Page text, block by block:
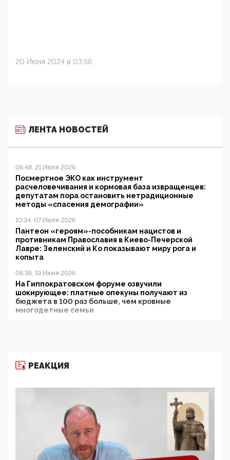
20 Июня 2024 в 03:56
ЛЕНТА НОВОСТЕЙ
06:48, 21 Июля 2026
Посмертное ЭКО как инструмент
расчеловечивания и кормовая база извращенцев:
депутатам пора остановить нетрадиционные
методы «спасения демографии»
10:34, 07 Июля 2026
Пантеон «героям»-пособникам нацистов и
противникам Православия в Киево-Печерской
Лавре: Зеленский и Ко показывают миру рога и
копыта
06:38, 19 Июня 2026
На Гиппократовском форуме озвучили
шокирующее: платные опекуны получают из
бюджета в 100 раз больше, чем кровные
многодетные семьи
11:53, 09 Июня 2026
деятельность ИИТО ЮНЕСКО в России, но
цифроглобалисты продолжают определять
повестку в образовании
09:43, 01 Июня 2026
5G за счет здоровья граждан: Минцифры намерено
отобрать у регионов и муниципалитетов право
защищать жилые дома и социальные объекты от
РЕАКЦИЯ